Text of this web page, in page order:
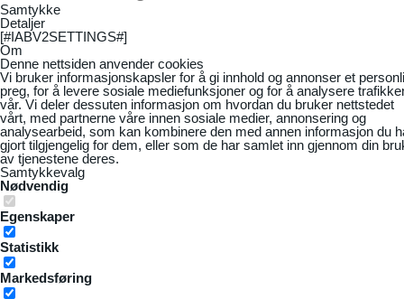
Samtykke
Detaljer
[#IABV2SETTINGS#]
Om
Denne nettsiden anvender cookies
Vi bruker informasjonskapsler for å gi innhold og annonser et
preg, for å levere sosiale mediefunksjoner og for å analysere
vår. Vi deler dessuten informasjon om hvordan du bruker nettstedet
vårt, med partnerne våre innen sosiale medier, annonsering og
analysearbeid, som kan kombinere den med annen informasjon du
gjort tilgjengelig for dem, eller som de har samlet inn gjennom din
av tjenestene deres.
Samtykkevalg
Nødvendig
Egenskaper
Statistikk
Markedsføring